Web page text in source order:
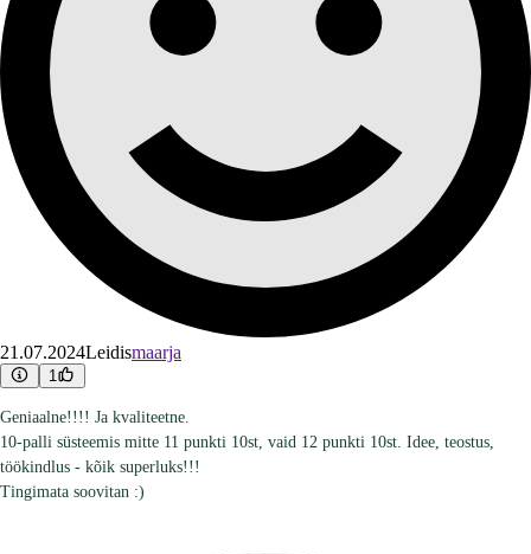
21.07.2024Leidismaarja
1
Geniaalne!!!! Ja kvaliteetne.
10-palli süsteemis mitte 11 punkti 10st, vaid 12 punkti 10st. Idee, teostus,
töökindlus - kõik superluks!!!
Tingimata soovitan :)